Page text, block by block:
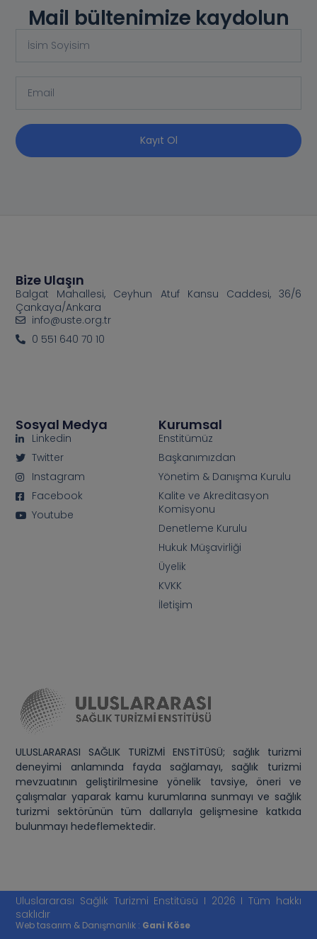
Mail bültenimize kaydolun
Kayıt Ol
ULUSLARARASI SAĞLIK TURİZMİ ENSTİTÜSÜ; sağlık turizmi
deneyimi anlamında fayda sağlamayı, sağlık turizmi
mevzuatının geliştirilmesine yönelik tavsiye, öneri ve
çalışmalar yaparak kamu kurumlarına sunmayı ve sağlık
turizmi sektörünün tüm dallarıyla gelişmesine katkıda
bulunmayı hedeflemektedir.
Kurumsal
Enstitümüz
Başkanımızdan
Yönetim & Danışma Kurulu
Kalite ve Akreditasyon
Komisyonu
Denetleme Kurulu
Hukuk Müşavirliği
Üyelik
KVKK
İletişim
Sosyal Medya
Linkedin
Twitter
Instagram
Facebook
Youtube
Bize Ulaşın
Balgat Mahallesi, Ceyhun Atuf Kansu Caddesi, 36/6
Çankaya/Ankara
info@uste.org.tr
0 551 640 70 10
Uluslararası Sağlık Turizmi Enstitüsü I 2026 I Tüm hakkı
saklıdır
Web tasarım & Danışmanlık : Gani Köse